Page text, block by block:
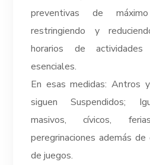
preventivas de
restringiendo y
horarios de
esenciales.
En esas medidas: Antros
siguen Suspendidos;
masivos, cívicos,
peregrinaciones además
de juegos.